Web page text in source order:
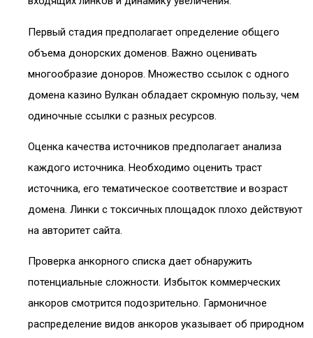
Первый стадия предполагает определение общего
объема донорских доменов. Важно оценивать
многообразие доноров. Множество ссылок с одного
домена казино Вулкан обладает скромную пользу, чем
одиночные ссылки с разных ресурсов.
Оценка качества источников предполагает анализа
каждого источника. Необходимо оценить траст
источника, его тематическое соответствие и возраст
домена. Линки с токсичных площадок плохо действуют
на авторитет сайта.
Проверка анкорного списка дает обнаружить
потенциальные сложности. Избыток коммерческих
анкоров смотрится подозрительно. Гармоничное
распределение видов анкоров указывает об природном